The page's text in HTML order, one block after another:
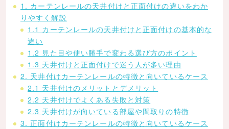
1. カーテンレールの天井付けと正面付けの違いをわか
りやすく解説
1.1 カーテンレールの天井付けと正面付けの基本的な
違い
1.2 見た目や使い勝手で変わる選び方のポイント
1.3 天井付けと正面付けで迷う人が多い理由
2. 天井付けカーテンレールの特徴と向いているケース
2.1 天井付けのメリットとデメリット
2.2 天井付けでよくある失敗と対策
2.3 天井付けが向いている部屋や間取りの特徴
3. 正面付けカーテンレールの特徴と向いているケース